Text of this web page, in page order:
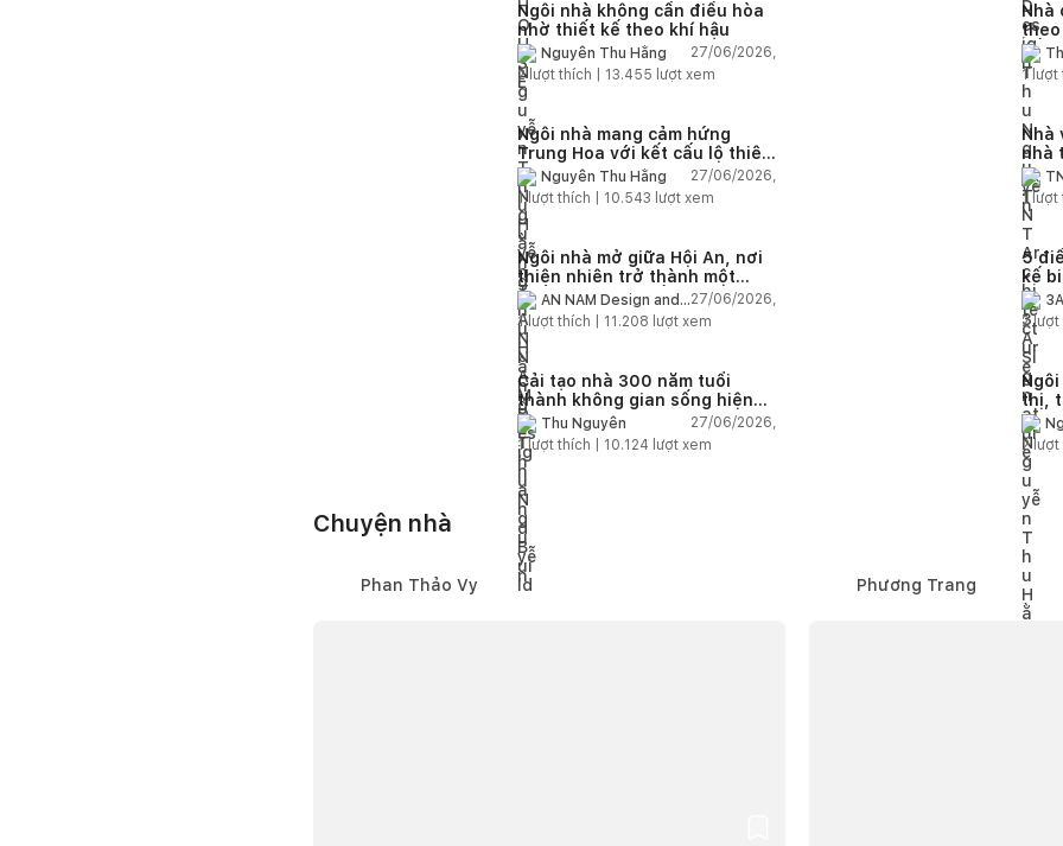
Ngôi nhà không cần điều hòa
nhờ thiết kế theo khí hậu
Nguyễn Thu Hằng
27/06/2026,
2lượt thích | 13.455 lượt xem
Nhà
theo
1 lượt
Ngôi nhà mang cảm hứng
Trung Hoa với kết cấu lộ thiên
hiện đại
Nguyễn Thu Hằng
27/06/2026,
1lượt thích | 10.543 lượt xem
Nhà
nhà
1lượt
Ngôi nhà mở giữa Hội An, nơi
thiên nhiên trở thành một
phần của cuộc sống
AN NAM Design and
Build
27/06/2026,
1lượt thích | 11.208 lượt xem
5
kế
2lượt
Cải tạo nhà 300 năm tuổi
thành không gian sống hiện
đại giữa thiên nhiên
Thu Nguyễn
27/06/2026,
1lượt thích | 10.124 lượt xem
thị,
2lượt
Chuyện nhà
Phan Thảo Vy Phương Trang